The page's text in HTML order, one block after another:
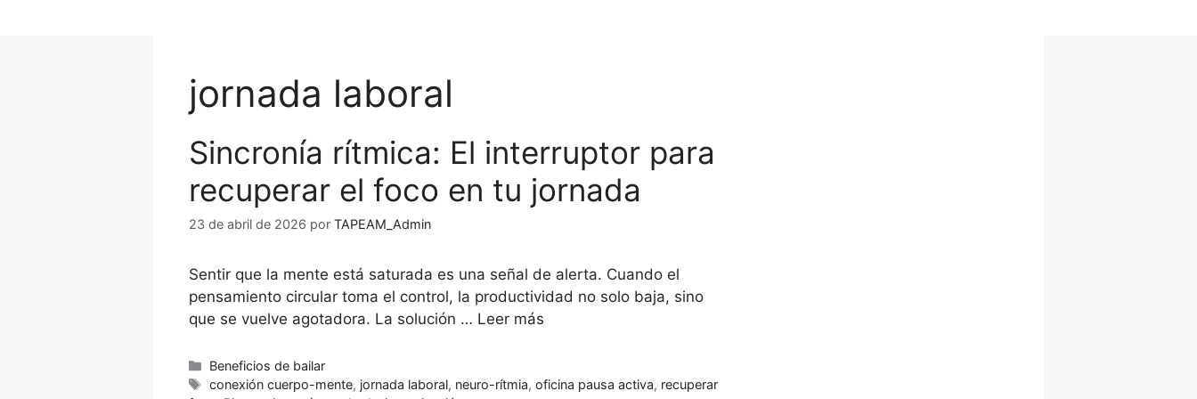
jornada laboral
Sincronía rítmica: El interruptor para
recuperar el foco en tu jornada
23 de abril de 2026 por TAPEAM_Admin
Sentir que la mente está saturada es una señal de alerta. Cuando el
pensamiento circular toma el control, la productividad no solo baja, sino
que se vuelve agotadora. La solución … Leer más
Categorías
Beneficios de bailar
Etiquetas
conexión cuerpo-mente, jornada laboral, neuro-rítmia,oficina pausa activa, recuperar